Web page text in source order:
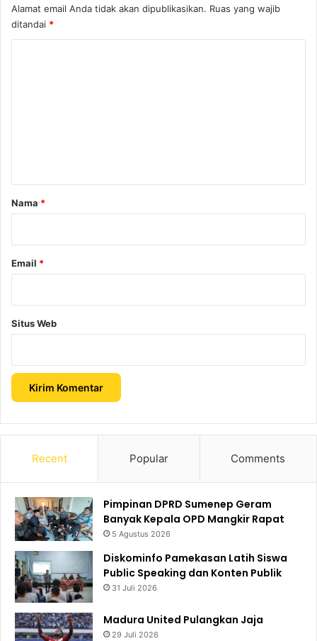
Alamat email Anda tidak akan dipublikasikan. Ruas yang wajib
ditandai *
r
Nama *
Email *
Situs Web
Recent Popular Comments
Pimpinan DPRD Sumenep Geram
Banyak Kepala OPD Mangkir Rapat
5 Agustus 2026
Diskominfo Pamekasan Latih Siswa
Public Speaking dan Konten Publik
31 Juli 2026
Madura United Pulangkan Jaja
29 Juli 2026